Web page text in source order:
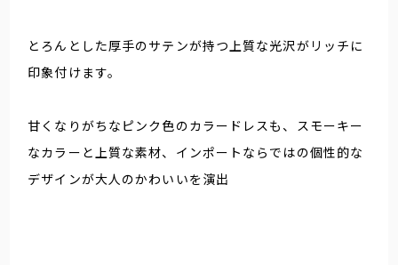
とろんとした厚手のサテンが持つ上質な光沢がリッチに
印象付けます。
甘くなりがちなピンク色のカラードレスも、スモーキー
なカラーと上質な素材、インポートならではの個性的な
デザインが大人のかわいいを演出